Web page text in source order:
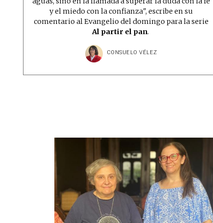
y el miedo con la confianza", escribe en su
comentario al Evangelio del domingo para la serie
Al partir el pan.
CONSUELO VÉLEZ